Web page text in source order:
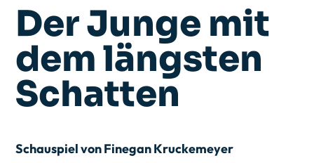
Der Junge mit
dem längsten
Schatten
Schauspiel von Finegan Kruckemeyer